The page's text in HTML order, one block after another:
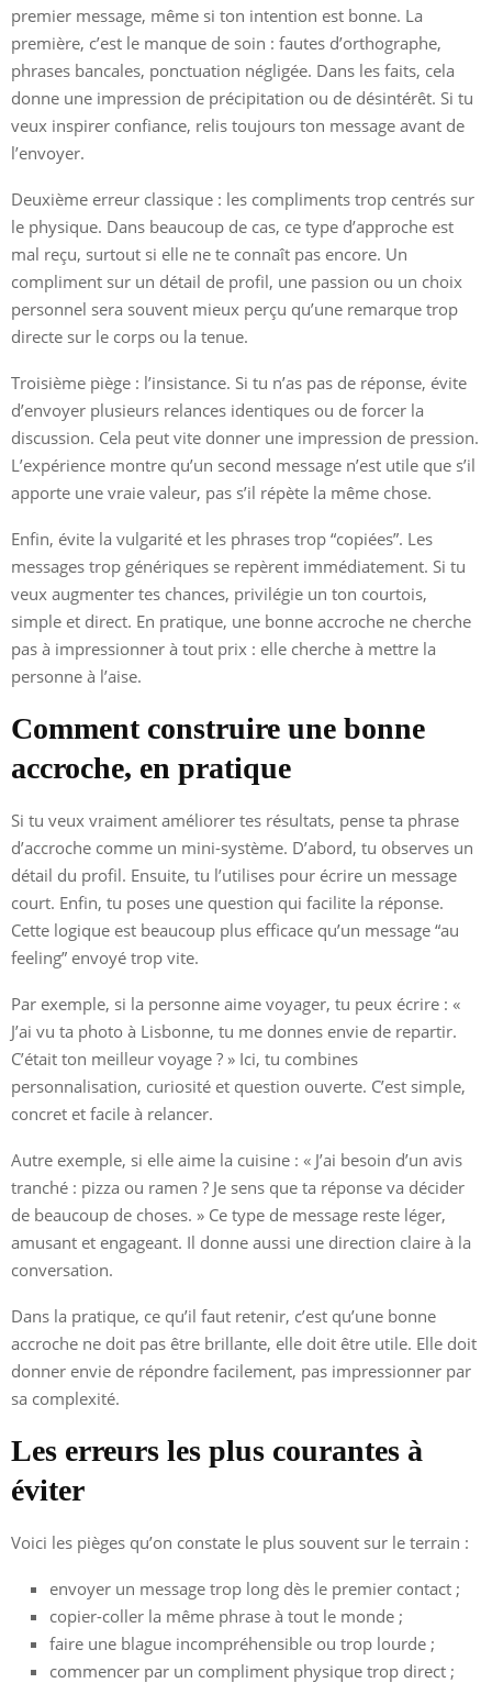
premier message, même si ton intention est bonne. La
première, c’est le manque de soin : fautes d’orthographe,
phrases bancales, ponctuation négligée. Dans les faits, cela
donne une impression de précipitation ou de désintérêt. Si tu
veux inspirer confiance, relis toujours ton message avant de
l’envoyer.
Deuxième erreur classique : les compliments trop centrés sur
le physique. Dans beaucoup de cas, ce type d’approche est
mal reçu, surtout si elle ne te connaît pas encore. Un
compliment sur un détail de profil, une passion ou un choix
personnel sera souvent mieux perçu qu’une remarque trop
directe sur le corps ou la tenue.
Troisième piège : l’insistance. Si tu n’as pas de réponse, évite
d’envoyer plusieurs relances identiques ou de forcer la
discussion. Cela peut vite donner une impression de pression.
L’expérience montre qu’un second message n’est utile que s’il
apporte une vraie valeur, pas s’il répète la même chose.
Enfin, évite la vulgarité et les phrases trop “copiées”. Les
messages trop génériques se repèrent immédiatement. Si tu
veux augmenter tes chances, privilégie un ton courtois,
simple et direct. En pratique, une bonne accroche ne cherche
pas à impressionner à tout prix : elle cherche à mettre la
personne à l’aise.
Comment construire une bonne
accroche, en pratique
Si tu veux vraiment améliorer tes résultats, pense ta phrase
d’accroche comme un mini-système. D’abord, tu observes un
détail du profil. Ensuite, tu l’utilises pour écrire un message
court. Enfin, tu poses une question qui facilite la réponse.
Cette logique est beaucoup plus efficace qu’un message “au
feeling” envoyé trop vite.
Par exemple, si la personne aime voyager, tu peux écrire : «
J’ai vu ta photo à Lisbonne, tu me donnes envie de repartir.
C’était ton meilleur voyage ? » Ici, tu combines
personnalisation, curiosité et question ouverte. C’est simple,
concret et facile à relancer.
Autre exemple, si elle aime la cuisine : « J’ai besoin d’un avis
tranché : pizza ou ramen ? Je sens que ta réponse va décider
de beaucoup de choses. » Ce type de message reste léger,
amusant et engageant. Il donne aussi une direction claire à la
conversation.
Dans la pratique, ce qu’il faut retenir, c’est qu’une bonne
accroche ne doit pas être brillante, elle doit être utile. Elle doit
donner envie de répondre facilement, pas impressionner par
sa complexité.
Les erreurs les plus courantes à
éviter
Voici les pièges qu’on constate le plus souvent sur le terrain :
envoyer un message trop long dès le premier contact ;
copier-coller la même phrase à tout le monde ;
faire une blague incompréhensible ou trop lourde ;
commencer par un compliment physique trop direct ;